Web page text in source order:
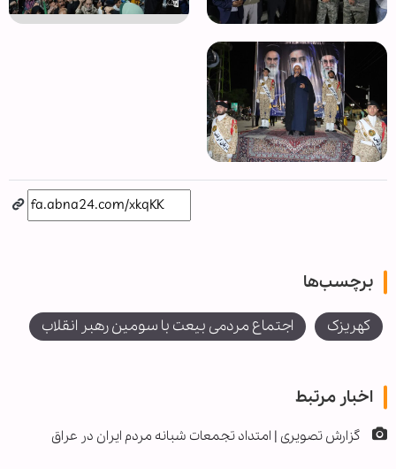
برچسب‌ها
کهریزک اجتماع مردمی بیعت با سومین رهبر انقلاب
اخبار مرتبط
گزارش تصویری | امتداد تجمعات شبانه مردم ایران در عراق